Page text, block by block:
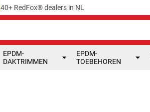
40+ RedFox® dealers in NL
EPDM-
DAKTRIMMEN
EPDM-
TOEBEHOREN